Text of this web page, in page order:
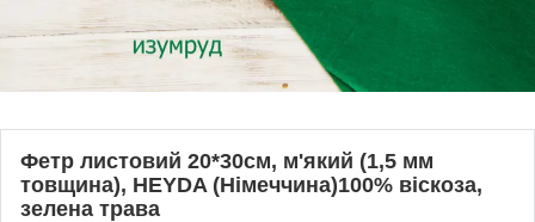
Фетр листовий 20*30см, м'який (1,5 мм
товщина), HEYDA (Німеччина)100% віскоза,
зелена трава